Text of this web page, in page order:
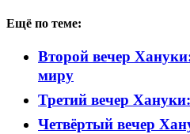
Ещё по теме:
Второй вечер
миру
Третий вечер
Четвёртый вечер